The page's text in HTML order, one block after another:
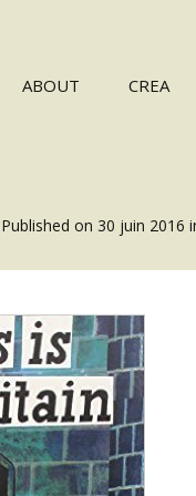
ABOUT CREA
Published on 30 juin 2016